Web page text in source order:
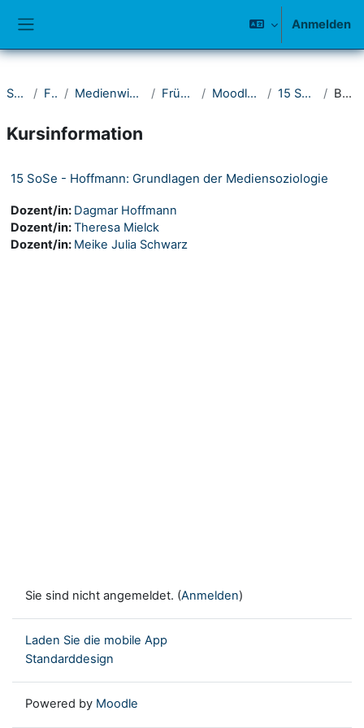
Anmelden
Startseite Fakultät I Medienwissenschaftliches Seminar Frühere Semester Moodle-Kurse 2011-2015 15 Sommersemester Beschreibung
Kursinformation
15 SoSe - Hoffmann: Grundlagen der Mediensoziologie
Dozent/in: Dagmar Hoffmann
Dozent/in:Theresa Mielck
Dozent/in: Meike Julia Schwarz
Sie sind nicht angemeldet. (Anmelden)
Laden Sie die mobile App
Standarddesign
Powered by Moodle